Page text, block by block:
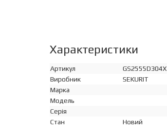
Характеристики
Артикул
GS2555D304X
Виробник
SEKURIT
Марка
Модель
Серія
Стан
Новий